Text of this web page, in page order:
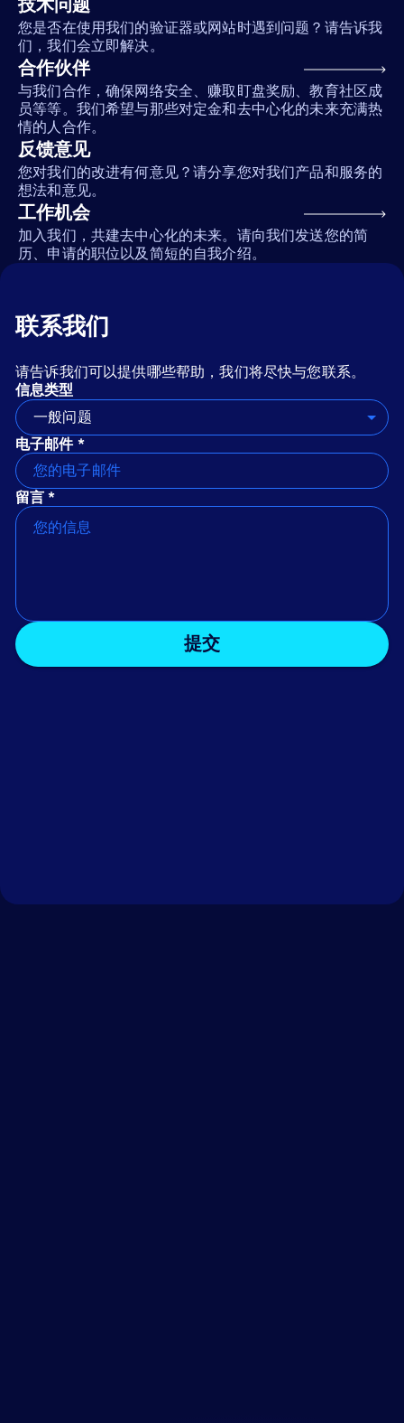
技术问题
您是否在使用我们的验证器或网站时遇到问题？请告诉我
们，我们会立即解决。
合作伙伴
与我们合作，确保网络安全、赚取盯盘奖励、教育社区成
员等等。我们希望与那些对定金和去中心化的未来充满热
情的人合作。
反馈意见
您对我们的改进有何意见？请分享您对我们产品和服务的
想法和意见。
工作机会
加入我们，共建去中心化的未来。请向我们发送您的简
历、申请的职位以及简短的自我介绍。
联系我们
请告诉我们可以提供哪些帮助，我们将尽快与您联系。
信息类型
一般问题
电子邮件 *
留言 *
提交